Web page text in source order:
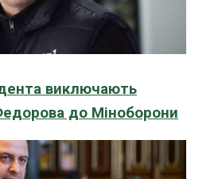
виключають
до Міноборони